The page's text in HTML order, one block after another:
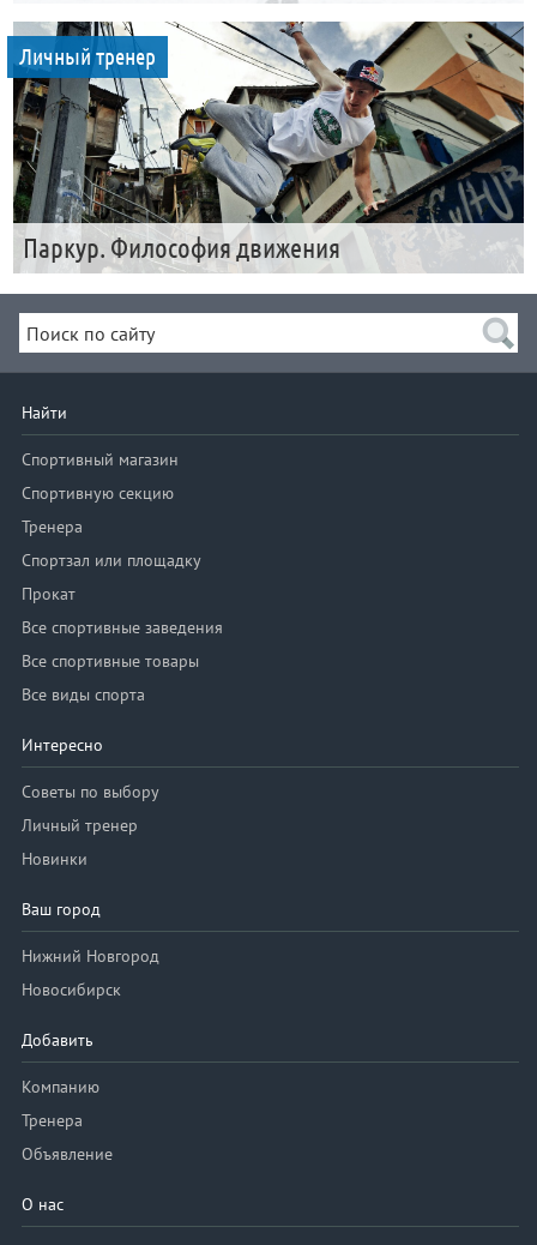
Личный тренер
Паркур. Философия движения
Найти
Спортивный магазин
Спортивную секцию
Тренера
Спортзал или площадку
Прокат
Все спортивные заведения
Все спортивные товары
Все виды спорта
Интересно
Советы по выбору
Личный тренер
Новинки
Ваш город
Нижний Новгород
Новосибирск
Добавить
Компанию
Тренера
Объявление
О нас